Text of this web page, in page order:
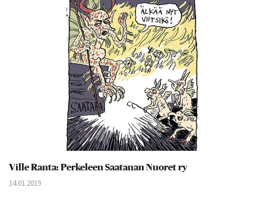
Ville Ranta: Perkeleen Saatanan Nuoret ry
14.01.2019